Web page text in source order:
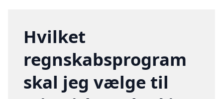
Hvilket
regnskabsprogram
skal jeg vælge til